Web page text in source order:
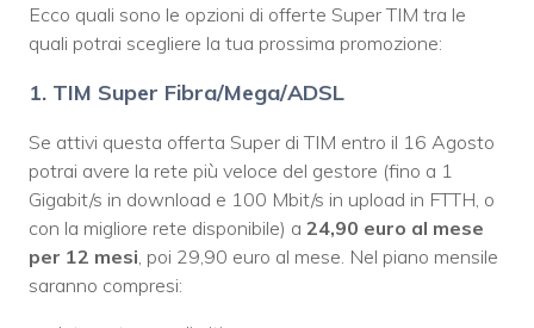
Ecco quali sono le opzioni di offerte Super TIM tra le
quali potrai scegliere la tua prossima promozione:
1. TIM Super Fibra/Mega/ADSL
Se attivi questa offerta Super di TIM entro il 16 Agosto
potrai avere la rete più veloce del gestore (fino a 1
Gigabit/s in download e 100 Mbit/s in upload in FTTH, o
con la migliore rete disponibile) a 24,90 euro al mese
per 12 mesi , poi 29,90 euro al mese. Nel piano mensile
saranno compresi: